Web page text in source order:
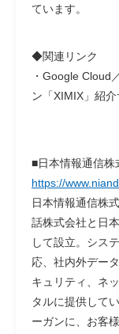
ています。
◆関連リンク
・Google Cloud
ン「XIMIX」紹介
■日本情報通信
https://
日本情報通信株
話株式会社と日
して設立。シス
応、社内外デー
キュリティ、ネ
タルに提供して
ーガンに、お客